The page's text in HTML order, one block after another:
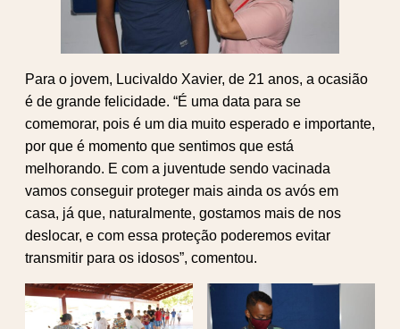
Para o jovem, Lucivaldo Xavier, de 21 anos, a ocasião
é de grande felicidade. “É uma data para se
comemorar, pois é um dia muito esperado e importante,
por que é momento que sentimos que está
melhorando. E com a juventude sendo vacinada
vamos conseguir proteger mais ainda os avós em
casa, já que, naturalmente, gostamos mais de nos
deslocar, e com essa proteção poderemos evitar
transmitir para os idosos”, comentou.